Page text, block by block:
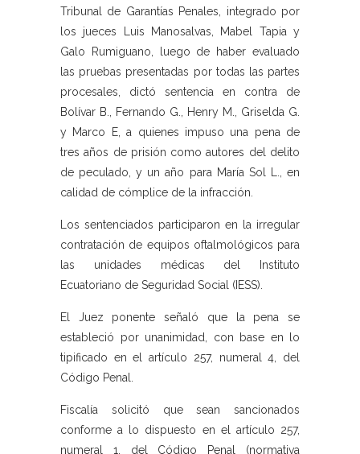
Tribunal de Garantías Penales, integrado por
los jueces Luis Manosalvas, Mabel Tapia y
Galo Rumiguano, luego de haber evaluado
las pruebas presentadas por todas las partes
procesales, dictó sentencia en contra de
Bolívar B., Fernando G., Henry M., Griselda G.
y Marco E, a quienes impuso una pena de
tres años de prisión como autores del delito
de peculado, y un año para María Sol L., en
calidad de cómplice de la infracción.
Los sentenciados participaron en la irregular
contratación de equipos oftalmológicos para
las unidades médicas del Instituto
Ecuatoriano de Seguridad Social (IESS).
El Juez ponente señaló que la pena se
estableció por unanimidad, con base en lo
tipificado en el artículo 257, numeral 4, del
Código Penal.
Fiscalía solicitó que sean sancionados
conforme a lo dispuesto en el artículo 257,
numeral 1, del Código Penal (normativa